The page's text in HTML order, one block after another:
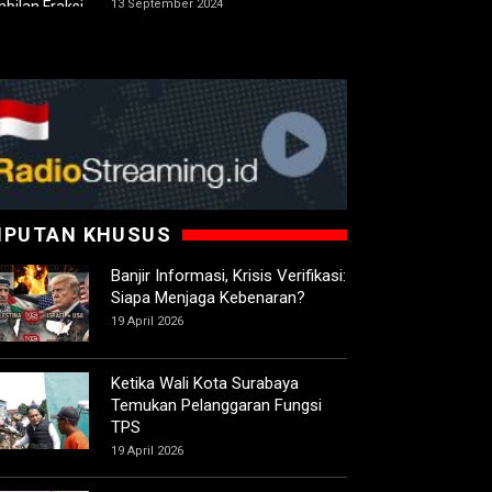
13 September 2024
KHUSUS
Banjir Informasi, Krisis Verifikasi:
Siapa Menjaga Kebenaran?
19 April 2026
Ketika Wali Kota Surabaya
Temukan Pelanggaran Fungsi
TPS
19 April 2026